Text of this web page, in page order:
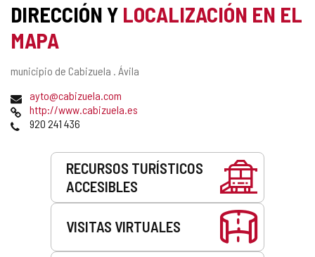
DIRECCIÓN Y LOCALIZACIÓN EN EL
MAPA
Dirección
municipio de Cabizuela . Ávila
Dirección
de
correo
ayto@cabizuela.com
Página
Web
http://www.cabizuela.es
Teléfonos
920 241 436
RECURSOS TURÍSTICOS
ACCESIBLES
VISITAS VIRTUALES